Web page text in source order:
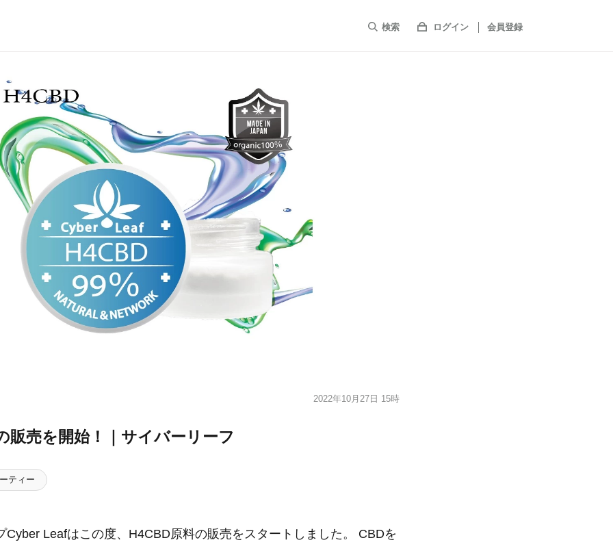
検索 ログイン 会員登録
2022年10月27日 15時
販売を開始！｜サイバーリーフ
ティー
Cyber Leafはこの度、H4CBD原料の販売をスタートしました。 CBDを